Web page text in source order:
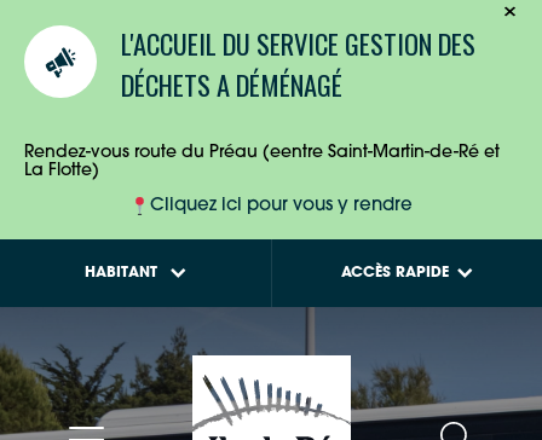
L'ACCUEIL DU SERVICE GESTION DES
DÉCHETS A DÉMÉNAGÉ
Rendez-vous route du Préau (eentre Saint-Martin-de-Ré et
La Flotte)
Cliquez ici pour vous y rendre
HABITANT
ENTREPRISES
collecte des déchets
ACCÈS RAPIDE